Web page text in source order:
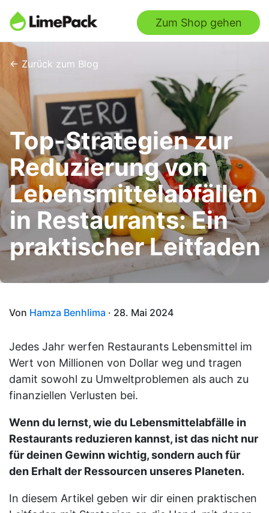
Zum Shop gehen
← Zurück zum Blog
Top-Strategien zur
Reduzierung von
Lebensmittelabfällen
in Restaurants: Ein
praktischer Leitfaden
Von Hamza Benhlima · 28. Mai 2024
Jedes Jahr werfen Restaurants Lebensmittel im
Wert von Millionen von Dollar weg und tragen
damit sowohl zu Umweltproblemen als auch zu
finanziellen Verlusten bei.
Wenn du lernst, wie du Lebensmittelabfälle in
Restaurants reduzieren kannst, ist das nicht nur
für deinen Gewinn wichtig, sondern auch für
den Erhalt der Ressourcen unseres Planeten.
In diesem Artikel geben wir dir einen praktischen